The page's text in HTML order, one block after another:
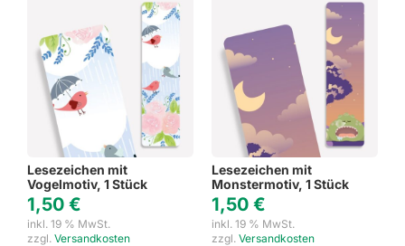
Lesezeichen mit
Vogelmotiv, 1 Stück
1,50 €
inkl. 19 % MwSt.
zzgl. Versandkosten
Lesezeichen mit
Monstermotiv, 1 Stück
1,50 €
inkl. 19 % MwSt.
zzgl. Versandkosten